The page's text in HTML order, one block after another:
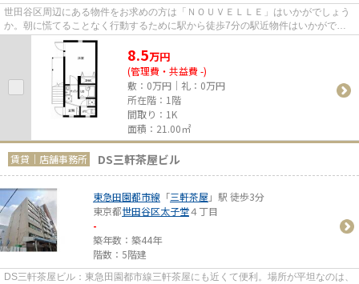
世田谷区周辺にある物件をお求めの方は「ＮＯＵＶＥＬＬＥ」はいかがでしょう
か。朝に慌てることなく行動するために駅から徒歩7分の駅近物件はいかがでし
ょうか。こちらの物件はアパー...
8.5万円
(管理費・共益費 -)
敷：0万円｜礼：0万円
所在階：1階
間取り：1K
面積：21.00㎡
賃貸｜店舗事務所 DS三軒茶屋ビル
東急田園都市線 「三軒茶屋 」駅 徒歩3分
東京都世田谷区太子堂４丁目
-
築年数：築44年
階数：5階建
DS三軒茶屋ビル：東急田園都市線三軒茶屋にも近くて便利。場所が平坦なのは、